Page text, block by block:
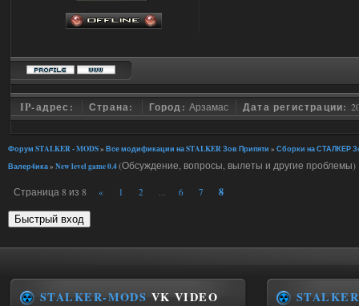
IP-адрес: Страна: Город:Арзамас Дата регистрации:
Форум STALKER - MODS» Все модификации на STALKER Зов Припяти » Сборки на СТАЛКЕР
Валер4ика» New level game 0.4(Обсуждение, вопросы, вылеты и другие проблемы)
Страница 8 из 8 « 1 2 … 6 7 8
STALKER-MODS VK VIDEO